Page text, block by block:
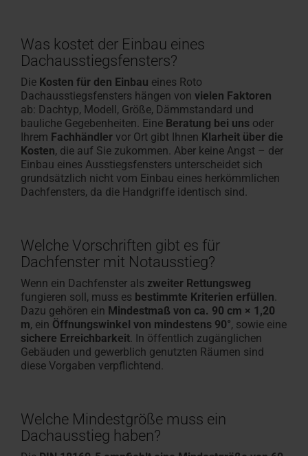
Was kostet der Einbau eines
Dachausstiegsfensters?
Die Kosten für den Einbau eines Roto
Dachausstiegsfensters hängen von vielen Faktoren
ab: Dachtyp, Modell, Größe, Dämmstandard und
bauliche Gegebenheiten. Eine Beratung bei uns oder
Ihrem Fachhändler vor Ort gibt Ihnen Klarheit über die
Kosten, die auf Sie zukommen. Aber keine Angst – der
Einbau eines Ausstiegsfensters unterscheidet sich
grundsätzlich nicht vom Einbau eines herkömmlichen
Dachfensters, da die Handgriffe identisch sind.
Welche Vorschriften gibt es für
Dachfenster mit Notausstieg?
Wenn ein Dachfenster als zweiter Rettungsweg
fungieren soll, muss es bestimmte Kriterien erfüllen
Dazu gehören ein Mindestmaß von ca. 90 cm × 1,20
m, ein Öffnungswinkel von mindestens 90°, sowie eine
sichere Erreichbarkeit . In öffentlich zugänglichen
Gebäuden und gewerblich genutzten Räumen sind
diese Vorgaben verpflichtend.
Welche Mindestgröße muss ein
Dachausstieg haben?